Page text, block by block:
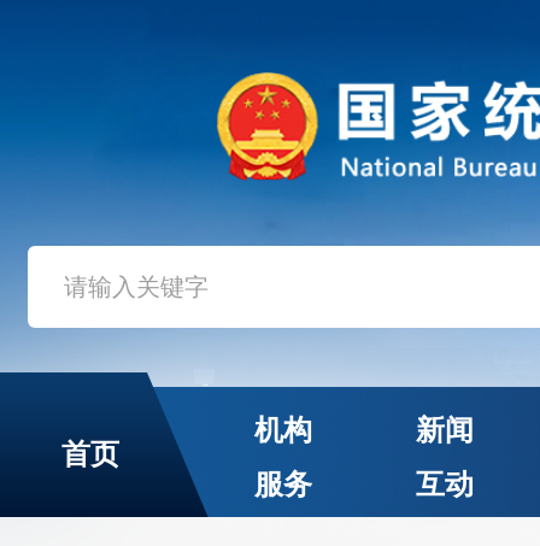
首页
机构
新闻
服务
互动